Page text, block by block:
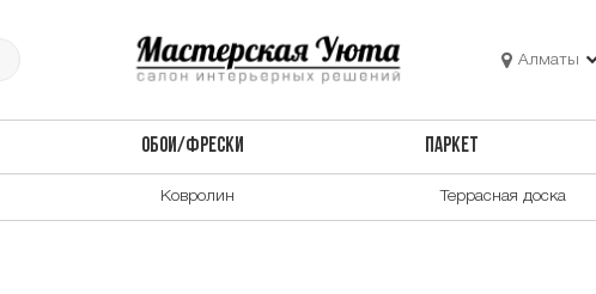
Алматы
ОБОИ/ФРЕСКИ ПАРКЕТ
Ковролин Террасная доска